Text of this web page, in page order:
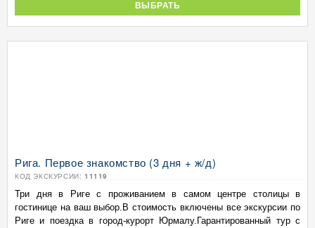
ВЫБРАТЬ
Рига. Первое знакомство (3 дня + ж/д)
КОД ЭКСКУРСИИ: 11119
Три дня в Риге с проживанием в самом центре столицы в
гостинице на ваш выбор.В стоимость включены все экскурсии по
Риге и поездка в город-курорт Юрмалу.Гарантированный тур с